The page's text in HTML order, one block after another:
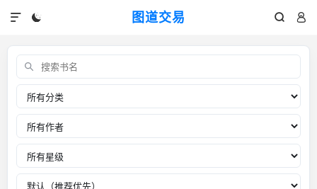
图道交易
  

交易书单：外汇黄金交易经典书籍
关键词
分类
作者
推荐星级
排序